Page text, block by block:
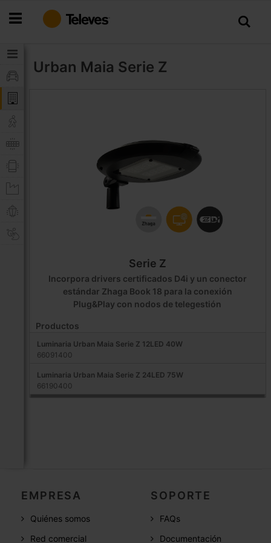
al
Urban Maia Serie Z
Serie Z
Incorpora drivers certificados D4i y un conector
estándar Zhaga Book 18 para la conexión
Plug&Play con nodos de telegestión
Productos
Luminaria Urban Maia Serie Z 12LED 40W
66091400
Luminaria Urban Maia Serie Z 24LED 75W
66190400
EMPRESA
Quiénes somos
Red comercial
SOPORTE
FAQs
Documentación